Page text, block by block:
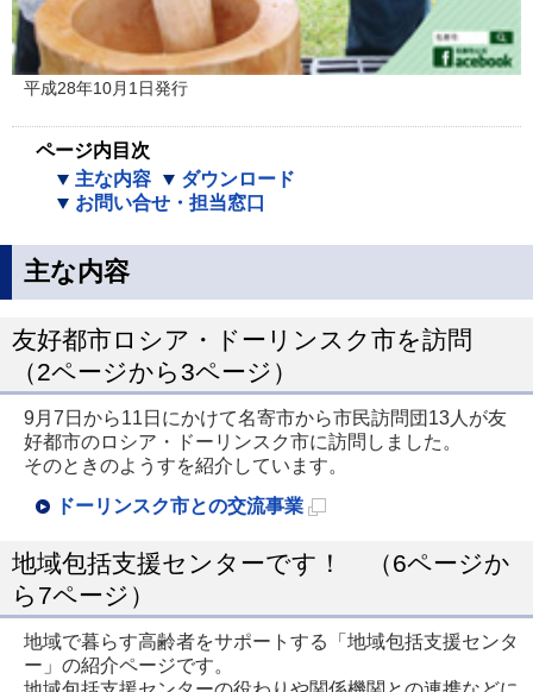
平成28年10月1日発行
ページ内目次
主な内容
ダウンロード
お問い合せ・担当窓口
主な内容
友好都市ロシア・ドーリンスク市を訪問
（2ページから3ページ）
9月7日から11日にかけて名寄市から市民訪問団13人が友
好都市のロシア・ドーリンスク市に訪問しました。
そのときのようすを紹介しています。
ドーリンスク市との交流事業
ー
地域包括支援センターです！ （6ページか
ら7ページ）
地域で暮らす高齢者をサポートする「地域包括支援センタ
ー」の紹介ページです。